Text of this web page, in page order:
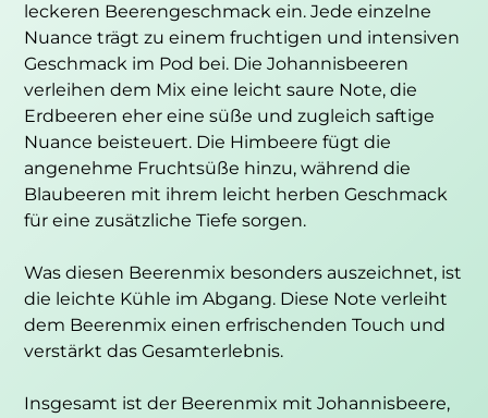
leckeren Beerengeschmack ein. Jede einzelne
Nuance trägt zu einem fruchtigen und intensiven
Geschmack im Pod bei. Die Johannisbeeren
verleihen dem Mix eine leicht saure Note, die
Erdbeeren eher eine süße und zugleich saftige
Nuance beisteuert. Die Himbeere fügt die
angenehme Fruchtsüße hinzu, während die
Blaubeeren mit ihrem leicht herben Geschmack
für eine zusätzliche Tiefe sorgen.
Was diesen Beerenmix besonders auszeichnet, ist
die leichte Kühle im Abgang. Diese Note verleiht
dem Beerenmix einen erfrischenden Touch und
verstärkt das Gesamterlebnis.
Insgesamt ist der Beerenmix mit Johannisbeere,